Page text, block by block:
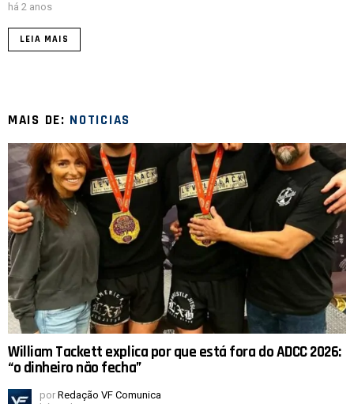
há 2 anos
LEIA MAIS
MAIS DE: NOTICIAS
William Tackett explica por que está fora do ADCC 2026:
“o dinheiro não fecha”
por Redação VF Comunica